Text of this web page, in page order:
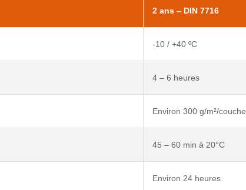
2 ans – DIN 7716
-10 / +40 ºС
4 – 6 heures
Environ 300 g/m²/couche
45 – 60 min à 20°C
Environ 24 heures